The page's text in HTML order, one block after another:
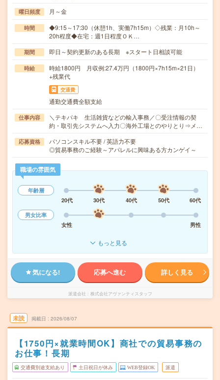
曜日頻度 月～金
時間
◆9:15～17:30（休憩1h、実働7h15m）◇残業：月10h～
20h程度◆在宅：週1日程度ＯＫ…
期間 即日～契約更新のある長期 ※スタート日相談可能
時給
時給1800円 月収例:27.4万円（1800円×7h15m×21日）
+残業代
交通費
通勤交通費全額支給
仕事内容
＼テキパキ 生活雑貨などの輸入事務／〇受注情報の契
約・取引先システムへ入力〇海外工場とのやりとり⇒メ…
応募資格
パソコンスキル不要 / 英語力不要
◎貿易事務のご経験～アパレルに興味ある方カンゲイ～
職場の雰囲気
年齢層
20代
30代 40代 50代
60代
男女比率
女性
男性
もっと見る
気になる! 応募へ進む 詳しく見る
派遣会社 株式会社アヴァンティスタッフ
未読 掲載日 2026/08/07
【1750円×就業時間OK】商社での貿易事務の
お仕事！長期
交通費別途支給あり 土日祝日が休み WEB登録OK 派遣